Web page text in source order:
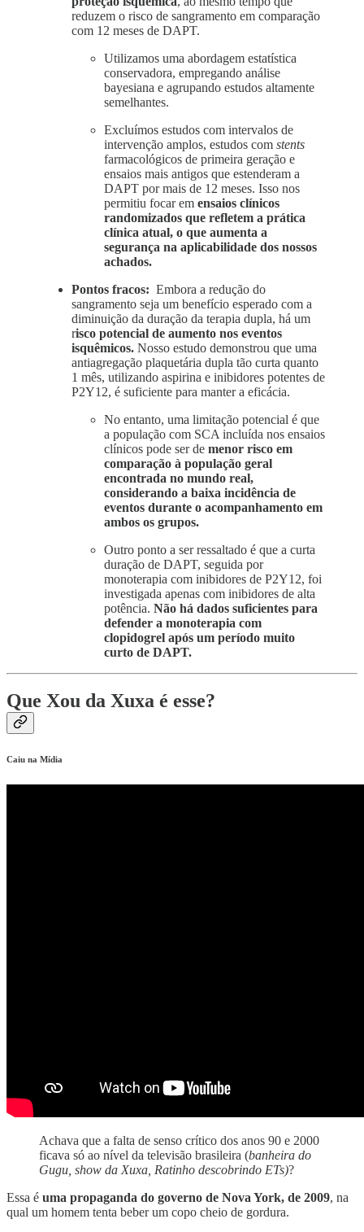
reduzem o risco de sangramento em comparação
com 12 meses de DAPT.
Utilizamos uma abordagem estatística
conservadora, empregando análise
bayesiana e agrupando estudos altamente
semelhantes.
Excluímos estudos com intervalos de
intervenção amplos, estudos com stents
farmacológicos de primeira geração e
ensaios mais antigos que estenderam a
DAPT por mais de 12 meses. Isso nos
permitiu focar em ensaios clínicos
randomizados que refletem a prática
clínica atual, o que aumenta a
segurança na aplicabilidade dos nossos
achados.
Pontos fracos: Embora a redução do
sangramento seja um benefício esperado com a
diminuição da duração da terapia dupla, há um
risco potencial de aumento nos eventos
isquêmicos. Nosso estudo demonstrou que uma
antiagregação plaquetária dupla tão curta quanto
1 mês, utilizando aspirina e inibidores potentes de
P2Y12, é suficiente para manter a eficácia.
No entanto, uma limitação potencial é que
a população com SCA incluída nos ensaios
clínicos pode ser de menor risco em
comparação à população geral
encontrada no mundo real,
considerando a baixa incidência de
eventos durante o acompanhamento em
ambos os grupos.
Outro ponto a ser ressaltado é que a curta
duração de DAPT, seguida por
monoterapia com inibidores de P2Y12, foi
investigada apenas com inibidores de alta
potência. Não há dados suficientes para
defender a monoterapia com
clopidogrel após um período muito
curto de DAPT.
Que Xou da Xuxa é esse?
Caiu na Mídia
Achava que a falta de senso crítico dos anos 90 e 2000
ficava só ao nível da televisão brasileira (banheira do
Gugu, show da Xuxa, Ratinho descobrindo ETs)?
Essa é uma propaganda do governo de Nova York, de 2009, na
qual um homem tenta beber um copo cheio de gordura.